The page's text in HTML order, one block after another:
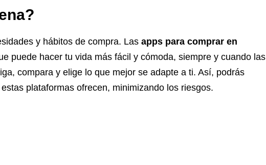
y hábitos de compra. Las apps para comprar en
puede hacer tu vida más fácil y cómoda, siempre y cuando las
compara y elige lo que mejor se adapte a ti. Así, podrás
plataformas ofrecen, minimizando los riesgos.